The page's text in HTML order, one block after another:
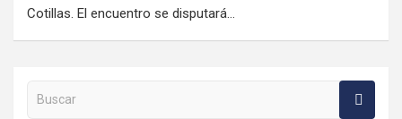
Cotillas. El encuentro se disputará…
Buscar en la web